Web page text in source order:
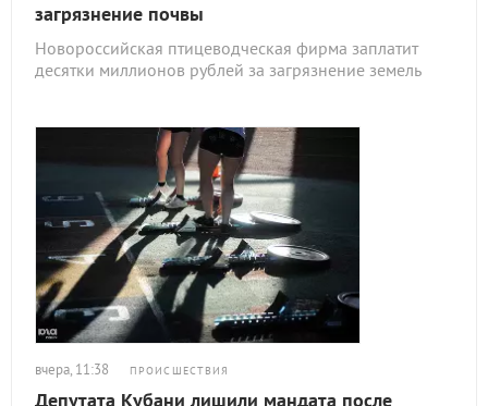
загрязнение почвы
Новороссийская птицеводческая фирма заплатит
десятки миллионов рублей за загрязнение земель
вчера, 11:38 ПРОИСШЕСТВИЯ
Депутата Кубани лишили мандата после